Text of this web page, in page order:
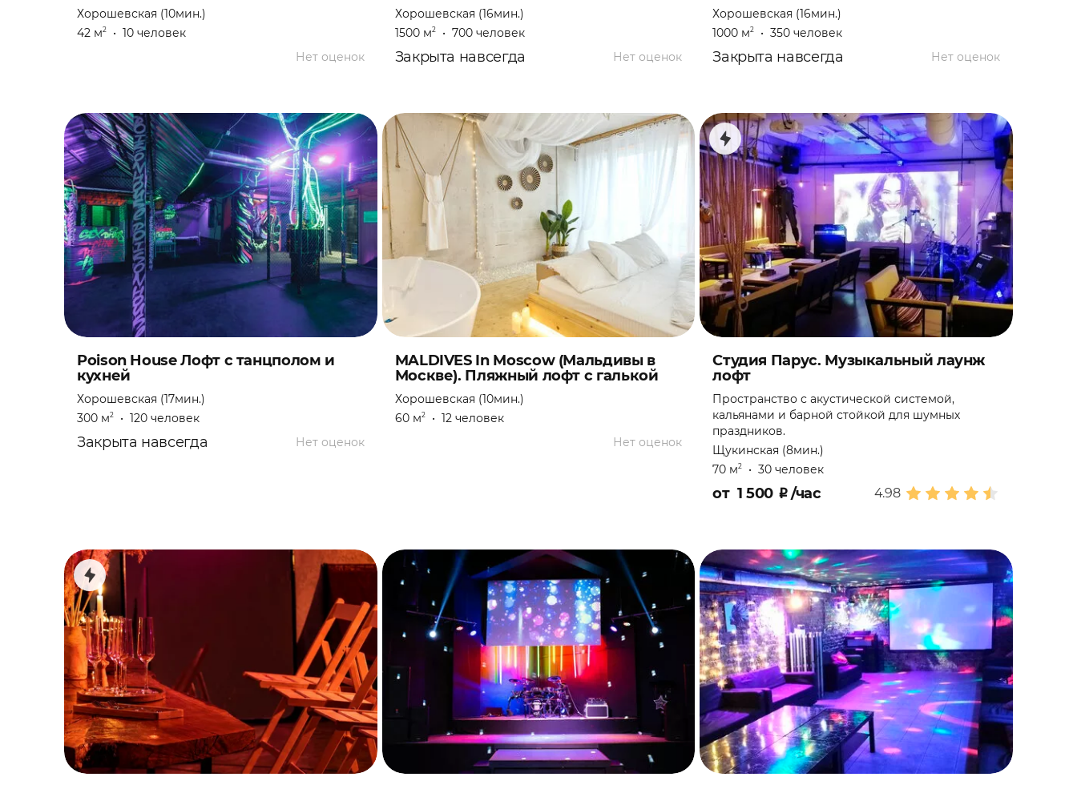
Концерт
Мальчишник
Мастер-класс
Настольная игра
Новогодняя ночь
Праздник
Свадебная вечеринка
Свадьба
Свидание
Театральная постановка
Фуршет
Юбилей
Хорошевская (10мин.)
42 м2 • 10 человек
Нет оценок
Хорошевская (16мин.)
1500 м2• 700 человек
Нет оценок
Закрыта навсегда
Хорошевская (16мин.)
1000 м2 •350 человек
Нет оценок
Закрыта навсегда
Poison House Лофт с танцполом и
кухней
Хорошевская (17мин.)
300 м2 • 120 человек
Нет оценок
Закрыта навсегда
MALDIVES In Moscow (Мальдивы в
Москве). Пляжный лофт с галькой
Хорошевская (10мин.)
60 м2• 12 человек
Нет оценок
Студия Парус. Музыкальный лаунж
лофт
Пространство с акустической системой,
кальянами и барной стойкой для шумных
праздников.
Щукинская (8мин.)
70 м2 •30 человек
4.98
от 1 500 ₽/час